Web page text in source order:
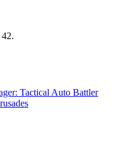
Tactical Auto Battler